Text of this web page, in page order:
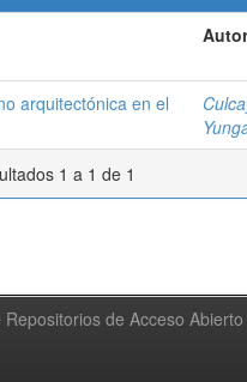
arquitectónica en el
1 a 1 de 1
de Acceso